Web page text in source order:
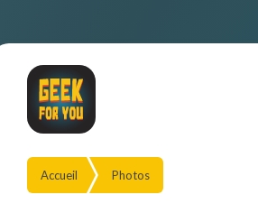
Accueil Photos